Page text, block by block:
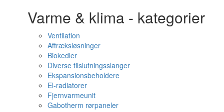
Varme & klima - kategorier
Ventilation
Aftræksløsninger
Biokedler
Diverse tilslutningsslanger
Ekspansionsbeholdere
El-radiatorer
Fjernvarmeunit
Gabotherm rørpaneler